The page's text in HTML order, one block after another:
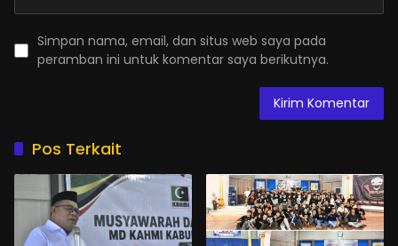
Simpan nama, email, dan situs web saya pada
peramban ini untuk komentar saya berikutnya.
Pos Terkait